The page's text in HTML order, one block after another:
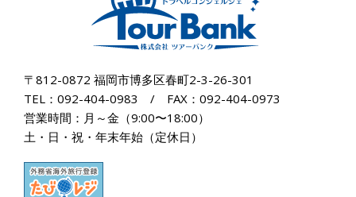
〒812-0872 福岡市博多区春町2-3-26-301
TEL：092-404-0983 / FAX：092-404-0973
営業時間：月～金（9:00〜18:00）
土・日・祝・年末年始（定休日）